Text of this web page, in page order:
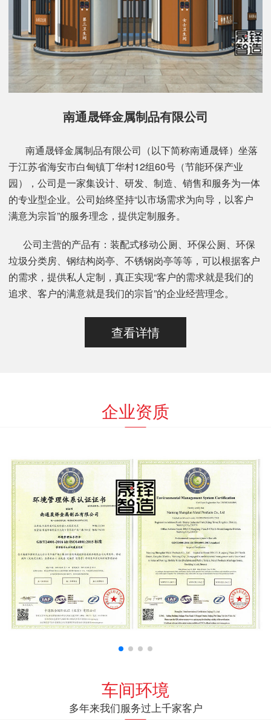
南通晟铎金属制品有限公司
南通晟铎金属制品有限公司（以下简称南通晟铎）坐落
于江苏省海安市白甸镇丁华村12组60号（节能环保产业
园），公司是一家集设计、研发、制造、销售和服务为一体
的专业型企业。公司始终坚持“以市场需求为向导，以客户
满意为宗旨”的服务理念，提供定制服务。
公司主营的产品有：装配式移动公厕、环保公厕、环保
垃圾分类房、钢结构岗亭、不锈钢岗亭等等，可以根据客户
的需求，提供私人定制，真正实现“客户的需求就是我们的
追求、客户的满意就是我们的宗旨”的企业经营理念。
查看详情
企业资质
车间环境
多年来我们服务过上千家客户